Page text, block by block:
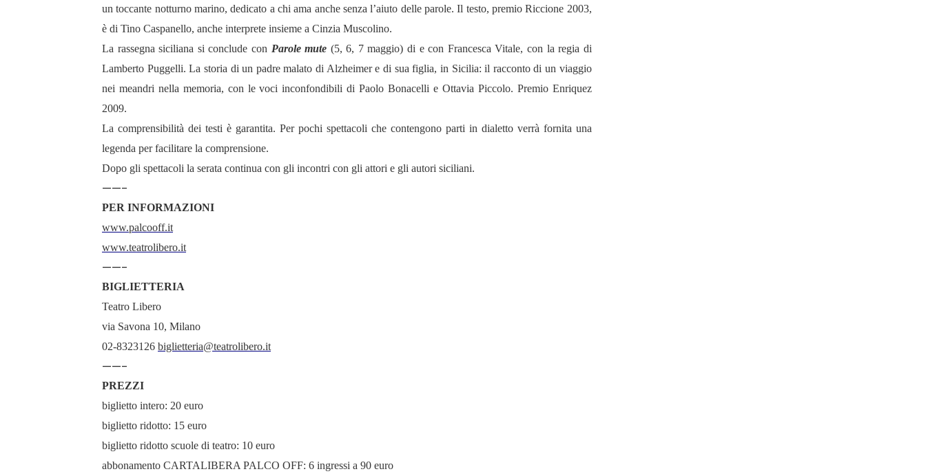
un toccante notturno marino, dedicato a chi ama anche senza l’aiuto delle parole. Il testo, premio Riccione 2003,
è di Tino Caspanello, anche interprete insieme a Cinzia Muscolino.
La rassegna siciliana si conclude con Parole mute (5, 6, 7 maggio) di e con Francesca Vitale, con la regia di
Lamberto Puggelli. La storia di un padre malato di Alzheimer e di sua figlia, in Sicilia: il racconto di un viaggio
nei meandri nella memoria, con le voci inconfondibili di Paolo Bonacelli e Ottavia Piccolo. Premio Enriquez
2009.
La comprensibilità dei testi è garantita. Per pochi spettacoli che contengono parti in dialetto verrà fornita una
legenda per facilitare la comprensione.
Dopo gli spettacoli la serata continua con gli incontri con gli attori e gli autori siciliani.
——-
PER INFORMAZIONI
www.palcooff.it
www.teatrolibero.it
——-
BIGLIETTERIA
Teatro Libero
via Savona 10, Milano
02-8323126 biglietteria@teatrolibero.it
——-
PREZZI
biglietto intero: 20 euro
biglietto ridotto: 15 euro
biglietto ridotto scuole di teatro: 10 euro
abbonamento CARTALIBERA PALCO OFF: 6 ingressi a 90 euro